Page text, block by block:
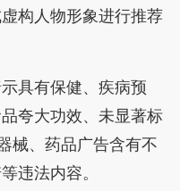
构人物形象进行推荐
具有保健、疾病预
夸大功效、未显著标
械、药品广告含有不
违法内容。